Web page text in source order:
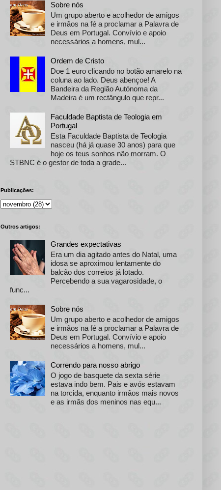
Sobre nós
Um grupo aberto e acolhedor de amigos
e irmãos na fé a proclamar a Palavra de
Deus em Portugal. Convívio e apoio
necessários a homens, mul...
Ordem de Cristo
Doe 1 euro clicando no botão amarelo na
coluna ao lado. Deus abençoe! A
Bandeira da Região Autónoma da
Madeira é um rectângulo que repr...
Faculdade Baptista de Teologia em
Portugal
Esta Faculdade Baptista de Teologia
nasceu (há já quase 30 anos) para que
hoje os teus sonhos não morram. O
STBNC é o gestor de toda a grade...
Publicações:
Outros artigos:
Grandes expectativas
Era um dia agitado antes do Natal, uma
idosa se aproximou lentamente do
balcão dos correios já lotado.
Percebendo a sua vagarosidade, o
func...
Sobre nós
Um grupo aberto e acolhedor de amigos
e irmãos na fé a proclamar a Palavra de
Deus em Portugal. Convívio e apoio
necessários a homens, mul...
Correndo para nosso abrigo
O jogo de basquete da sexta série
estava indo bem. Pais e avós estavam
na torcida, enquanto irmãos mais novos
e as irmãs dos meninos nas equ...